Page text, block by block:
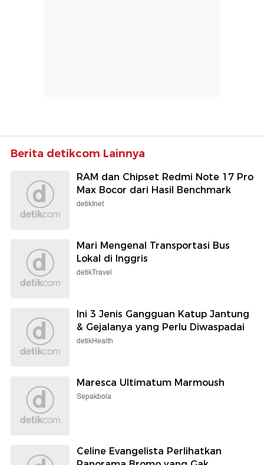
Berita detikcom Lainnya
RAM dan Chipset Redmi Note 17 Pro
Max Bocor dari Hasil Benchmark
detikInet
Mari Mengenal Transportasi Bus
Lokal di Inggris
detikTravel
Ini 3 Jenis Gangguan Katup Jantung
& Gejalanya yang Perlu Diwaspadai
detikHealth
Maresca Ultimatum Marmoush
Sepakbola
Celine Evangelista Perlihatkan